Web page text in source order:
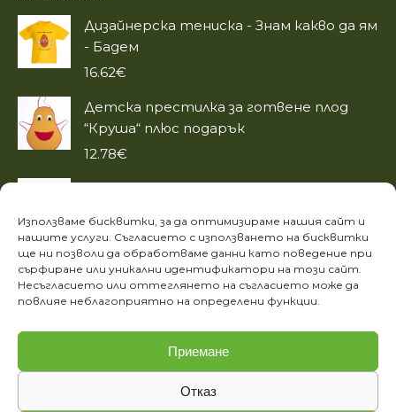
Използваме бисквитки, за да оптимизираме нашия сайт и
нашите услуги. Съгласието с използването на бисквитки
ще ни позволи да обработваме данни като поведение при
сърфиране или уникални идентификатори на този сайт.
Несъгласието или оттеглянето на съгласието може да
повлияе неблагоприятно на определени функции.
Приемане
Отказ
Дизайнерска тениска - Знам какво да ям
- Бадем
16.62€
Детска престилка за готвене плод
“Круша“ плюс подарък
12.78€
Дизайнерска тениска - Знам какво да ям
16.62€
ИНФОРМАЦИЯ
Етичен кодекс на фондация „За храната“